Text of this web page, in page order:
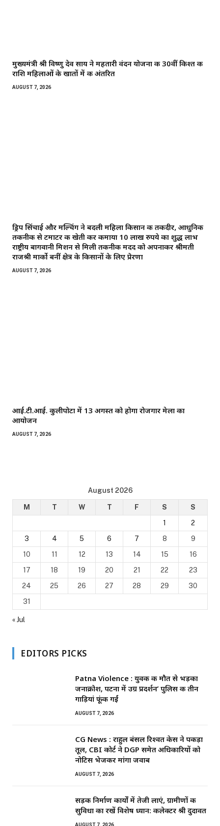
मुख्यमंत्री श्री विष्णु देव साय ने महतारी वंदन योजना की 30वीं किश्त की
राशि महिलाओं के खातों में की अंतरित
AUGUST 7, 2026
ड्रिप सिंचाई और मल्चिंग ने बदली महिला किसान की तकदीर, आधुनिक
तकनीक से टमाटर की खेती कर कमाया 10 लाख रुपये का शुद्ध लाभ
राष्ट्रीय बागवानी मिशन से मिली तकनीकी मदद को अपनाकर श्रीमती
राजश्री मार्को बनीं क्षेत्र के किसानों के लिए प्रेरणा
AUGUST 7, 2026
आई.टी.आई. कुलीपोटा में 13 अगस्त को होगा रोजगार मेला का
आयोजन
AUGUST 7, 2026
August 2026
M T W T F S
S
1
2
3
4 5 6 7 8
9
10
11 12 13 14 15
16
17
18 19 20 21 22
23
24
25 26 27 28 29
30
31
« Jul
EDITORS PICKS
Patna Violence : युवक की मौत से भड़का
जनाक्रोश, पटना में उग्र प्रदर्शन’ पुलिस की तीन
गाड़ियां फूंकी गईं
AUGUST 7, 2026
CG News : राहुल बंसल रिश्वत केस ने पकड़ा
तूल, CBI कोर्ट ने DGP समेत अधिकारियों को
नोटिस भेजकर मांगा जवाब
AUGUST 7, 2026
सड़क निर्माण कार्यों में तेजी लाएं, ग्रामीणों की
सुविधा का रखें विशेष ध्यान: कलेक्टर श्री दुदावत
AUGUST 7, 2026